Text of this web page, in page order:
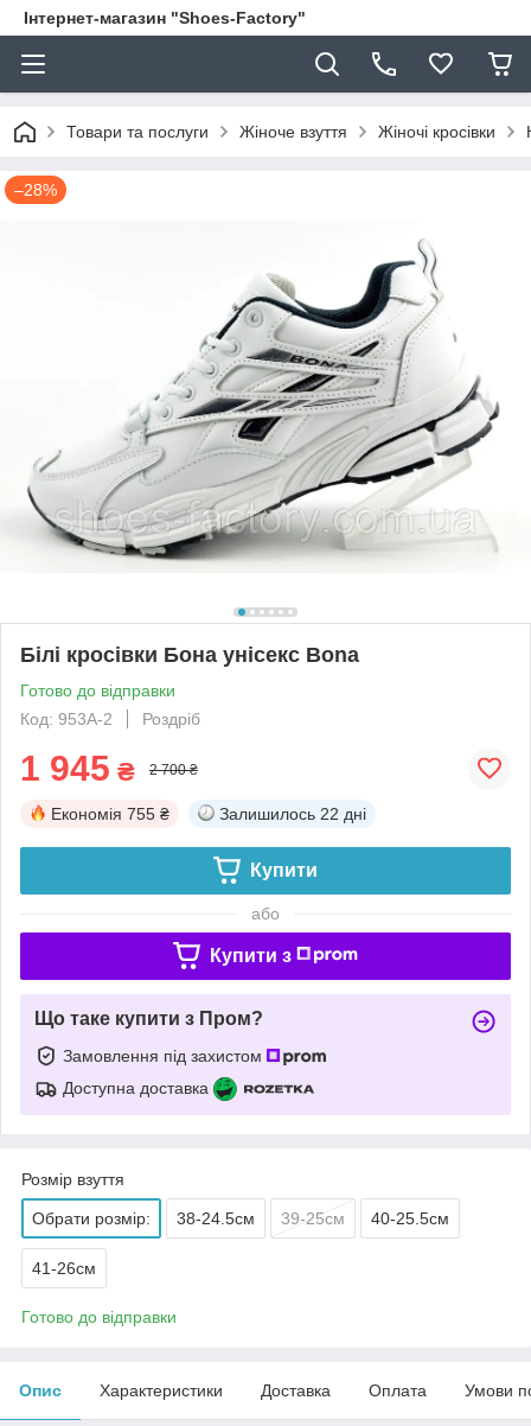
Інтернет-магазин "Shoes-Factory"
Товари та послуги Жіноче взуття Жіночі кросівки
–28%
Білі кросівки Бона унісекс Bona
Готово до відправки
Код: 953A-2
Роздріб
1 945 ₴ 2 700 ₴
Економія 755 ₴ Залишилось 22 дні
Купити
або
Купити з
Що таке купити з Пром?
Замовлення під захистом
Доступна доставка
Розмір взуття
Обрати розмір: 38-24.5см 39-25см 40-25.5см
41-26см
Готово до відправки
Опис Характеристики Доставка Оплата Умови